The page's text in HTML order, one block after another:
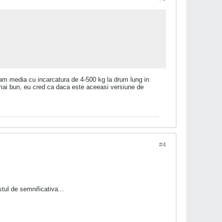
media cu incarcatura de 4-500 kg la drum lung in
bun, eu cred ca daca este aceeasi versiune de
#4
de semnificativa...